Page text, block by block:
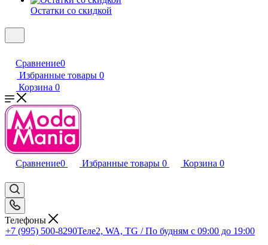
Остатки со скидкой
Сравнение0
Избранные товары 0
Корзина 0
Сравнение0 Избранные товары 0 Корзина 0
Телефоны
+7 (995) 500-8290Теле2, WA, TG / По будням c 09:00 до 19:00